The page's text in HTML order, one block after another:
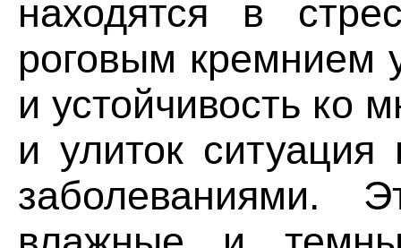
находятся в
роговым кремнием
и устойчивость ко
и улиток
заболеваниями.